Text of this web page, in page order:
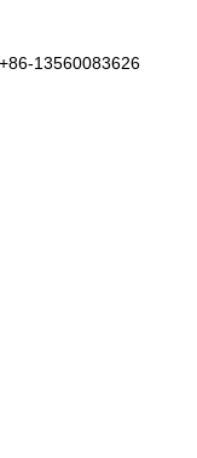
+86-13560083626